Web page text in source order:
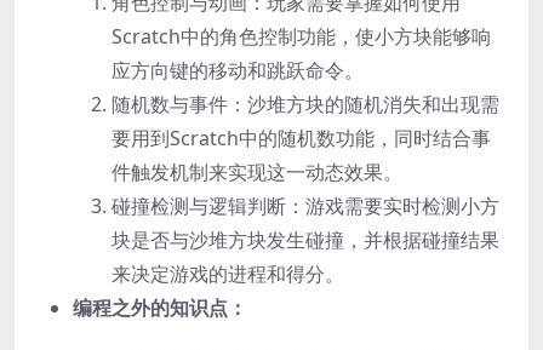
Scratch中的角色控制功能，使小方块能够响
应方向键的移动和跳跃命令。
随机数与事件：沙堆方块的随机消失和出现需
要用到Scratch中的随机数功能，同时结合事
件触发机制来实现这一动态效果。
碰撞检测与逻辑判断：游戏需要实时检测小方
块是否与沙堆方块发生碰撞，并根据碰撞结果
来决定游戏的进程和得分。
编程之外的知识点：